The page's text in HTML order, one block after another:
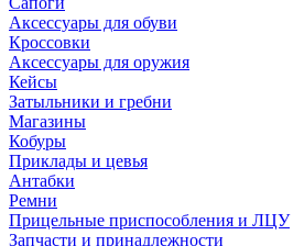
Аксессуары для обуви
Кроссовки
Аксессуары для оружия
Кейсы
Затыльники и гребни
Магазины
Кобуры
Приклады и цевья
Антабки
Ремни
Прицельные приспособления и ЛЦУ
Запчасти и принадлежности